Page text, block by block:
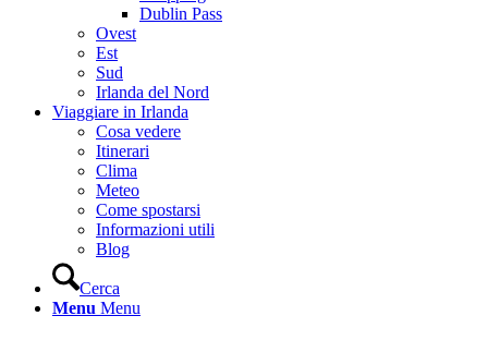
Dublin Pass
Ovest
Est
Sud
Irlanda del Nord
Viaggiare in Irlanda
Cosa vedere
Itinerari
Clima
Meteo
Come spostarsi
Informazioni utili
Blog
Cerca
Menu Menu